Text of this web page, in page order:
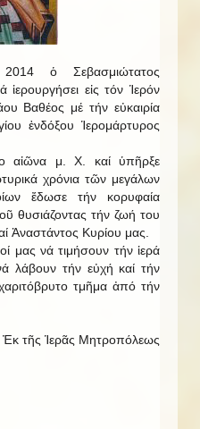
ὁ Σεβασμιώτατος
εἰς τόν Ἱερόν
Βαθέος μέ τήν εὐκαιρία
ἐνδόξου Ἱερομάρτυρος
αἰῶνα μ. Χ. καί ὑπῆρξε
χρόνια τῶν μεγάλων
ἔδωσε τήν κορυφαία
θυσιάζοντας τήν ζωή του
Ἀναστάντος Κυρίου μας.
μας νά τιμήσουν τήν ἱερά
λάβουν τήν εὐχή καί τήν
τμῆμα ἀπό τήν
Ἐκ τῆς Ἱερᾶς Μητροπόλεως